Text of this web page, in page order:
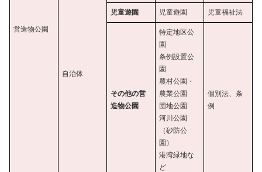
営造物公園
自治体
児童遊園 児童遊園 児童福祉法
その他の営
造物公園
特定地区公
園
条例設置公
園
農村公園・
農業公園
団地公園
河川公園
（砂防公
園）
港湾緑地な
ど
個別法、条
例